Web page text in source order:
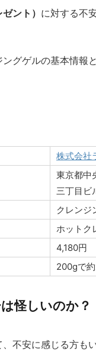
ント） に対する不
グゲルの基本情報
株式会社
東京都中
三丁目ビ
クレンジ
ホットク
4,180円
200gで
怪しいのか？
不安に感じる方も